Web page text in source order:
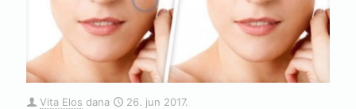
Vita Elos dana 26. jun 2017.